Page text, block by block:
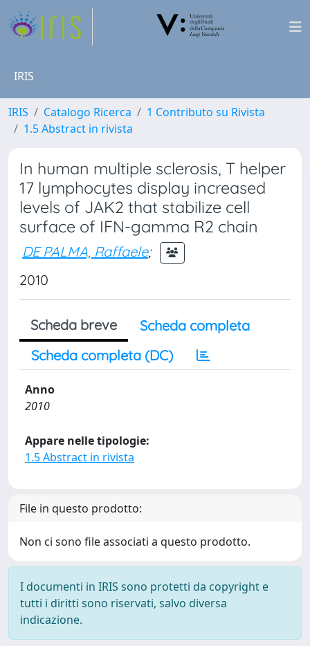
IRIS
IRIS Catalogo Ricerca
1 Contributo su Rivista
1.5 Abstract in rivista
In human multiple sclerosis, T helper
17 lymphocytes display increased
levels of JAK2 that stabilize cell
surface of IFN-gamma R2 chain
DE PALMA, Raffaele;
2010
Scheda breve
Scheda completa
Scheda completa (DC)
Anno
2010
Appare nelle tipologie:
1.5 Abstract in rivista
File in questo prodotto:
Non ci sono file associati a questo prodotto.
I documenti in IRIS sono protetti da copyright e
tutti i diritti sono riservati, salvo diversa
indicazione.